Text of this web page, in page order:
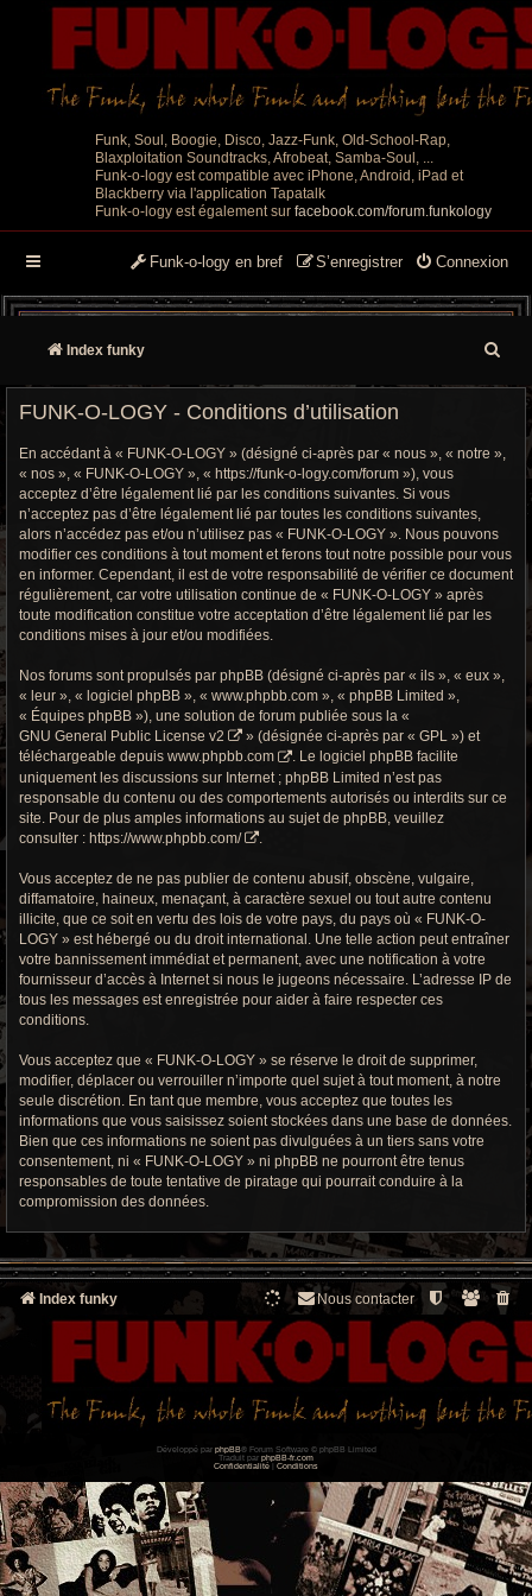
Funk, Soul, Boogie, Disco, Jazz-Funk, Old-School-Rap,
Blaxploitation Soundtracks, Afrobeat, Samba-Soul, ...
Funk-o-logy est compatible avec iPhone, Android, iPad et
Blackberry via l'application Tapatalk
Funk-o-logy est également sur facebook.com/forum.funkology
Connexion
S’enregistrer
Funk-o-logy en bref
Index funky
e
h
c
o
FUNK-O-LOGY - Conditions d’utilisation
En accédant à « FUNK-O-LOGY » (désigné ci-après par « nous », « notre »,
« nos », « FUNK-O-LOGY », « https://funk-o-logy.com/forum »), vous
acceptez d’être légalement lié par les conditions suivantes. Si vous
n’acceptez pas d’être légalement lié par toutes les conditions suivantes,
alors n’accédez pas et/ou n’utilisez pas « FUNK-O-LOGY ». Nous pouvons
modifier ces conditions à tout moment et ferons tout notre possible pour vous
en informer. Cependant, il est de votre responsabilité de vérifier ce document
régulièrement, car votre utilisation continue de « FUNK-O-LOGY » après
toute modification constitue votre acceptation d’être légalement lié par les
conditions mises à jour et/ou modifiées.
Nos forums sont propulsés par phpBB (désigné ci-après par « ils », « eux »,
« leur », « logiciel phpBB », « www.phpbb.com », « phpBB Limited »,
« Équipes phpBB »), une solution de forum publiée sous la «
GNU General Public License v2
» (désignée ci-après par « GPL ») et
téléchargeable depuis www.phpbb.com
. Le logiciel phpBB facilite
uniquement les discussions sur Internet ; phpBB Limited n’est pas
responsable du contenu ou des comportements autorisés ou interdits sur ce
site. Pour de plus amples informations au sujet de phpBB, veuillez
consulter : https://www.phpbb.com/
Vous acceptez de ne pas publier de contenu abusif, obscène, vulgaire,
diffamatoire, haineux, menaçant, à caractère sexuel ou tout autre contenu
illicite, que ce soit en vertu des lois de votre pays, du pays où « FUNK-O-
LOGY » est hébergé ou du droit international. Une telle action peut entraîner
votre bannissement immédiat et permanent, avec une notification à votre
fournisseur d’accès à Internet si nous le jugeons nécessaire. L’adresse IP de
tous les messages est enregistrée pour aider à faire respecter ces
conditions.
Vous acceptez que « FUNK-O-LOGY » se réserve le droit de supprimer,
modifier, déplacer ou verrouiller n’importe quel sujet à tout moment, à notre
seule discrétion. En tant que membre, vous acceptez que toutes les
informations que vous saisissez soient stockées dans une base de données.
Bien que ces informations ne soient pas divulguées à un tiers sans votre
consentement, ni « FUNK-O-LOGY » ni phpBB ne pourront être tenus
responsables de toute tentative de piratage qui pourrait conduire à la
compromission des données.
Index funky Nous contacter
Développé par phpBB® Forum Software © phpBB Limited
Traduit par phpBB-fr.com
Confidentialité
Conditions